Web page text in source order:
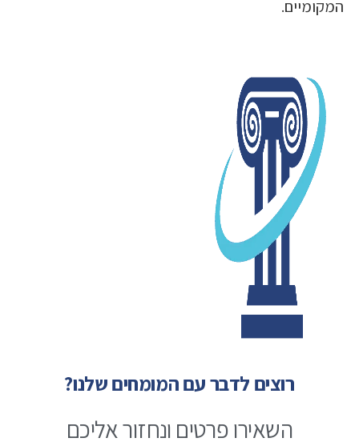
המקומיים.
רוצים לדבר עם המומחים שלנו?
השאירו פרטים ונחזור אליכם